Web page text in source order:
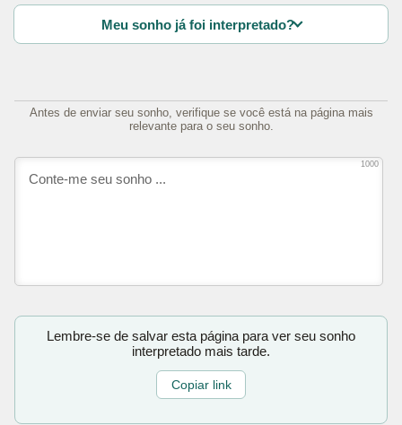
Meu sonho já foi interpretado?
Antes de enviar seu sonho, verifique se você está na página mais
relevante para o seu sonho.
1000
Lembre-se de salvar esta página para ver seu sonho
interpretado mais tarde.
Copiar link